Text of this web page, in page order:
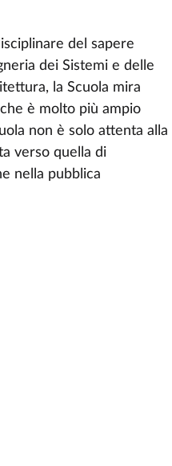
del sapere
dei Sistemi e delle
la Scuola mira
è molto più ampio
non è solo attenta alla
verso quella di
nella pubblica